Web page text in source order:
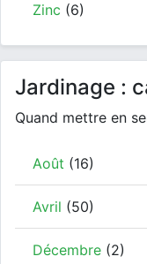
Zinc (6)
Jardinage :
Quand mettre en
Août (16)
Avril (50)
Décembre (2)